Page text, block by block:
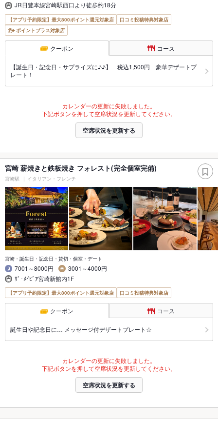
JR日豊本線宮崎駅西口より徒歩約18分
【アプリ予約限定】最大800ポイント還元対象店
口コミ投稿特典対象店
ポイントプラス対象店
クーポン コース
【誕生日・記念日・サプライズに♪♪】 税込1,500円 豪華デザートプ
レート！
カレンダーの更新に失敗しました。
下記ボタンを押して空席状況を更新してください。
空席状況を更新する
宮崎 薪焼きと鉄板焼き フォレスト(完全個室完備)
宮崎駅 イタリアン・フレンチ
宮崎・誕生日・記念日・貸切・個室・デート
7001～8000円
3001～4000円
ｻﾞ･ﾒｲﾋﾞｱ宮崎新館内1F
【アプリ予約限定】最大800ポイント還元対象店 口コミ投稿特典対象店
クーポン コース
誕生日や記念日に… メッセージ付デザートプレート☆
カレンダーの更新に失敗しました。
下記ボタンを押して空席状況を更新してください。
空席状況を更新する